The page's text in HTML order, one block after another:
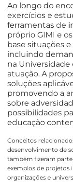
Ao longo do
exercícios e
ferramentas de
próprio GIMI e
base situações
incluindo
na Universidade
atuação. A
soluções
promovendo a
sobre
possibilidades
educação
Conceitos
desenvolvimento de
também fizeram
exemplos de projetos
organizações e